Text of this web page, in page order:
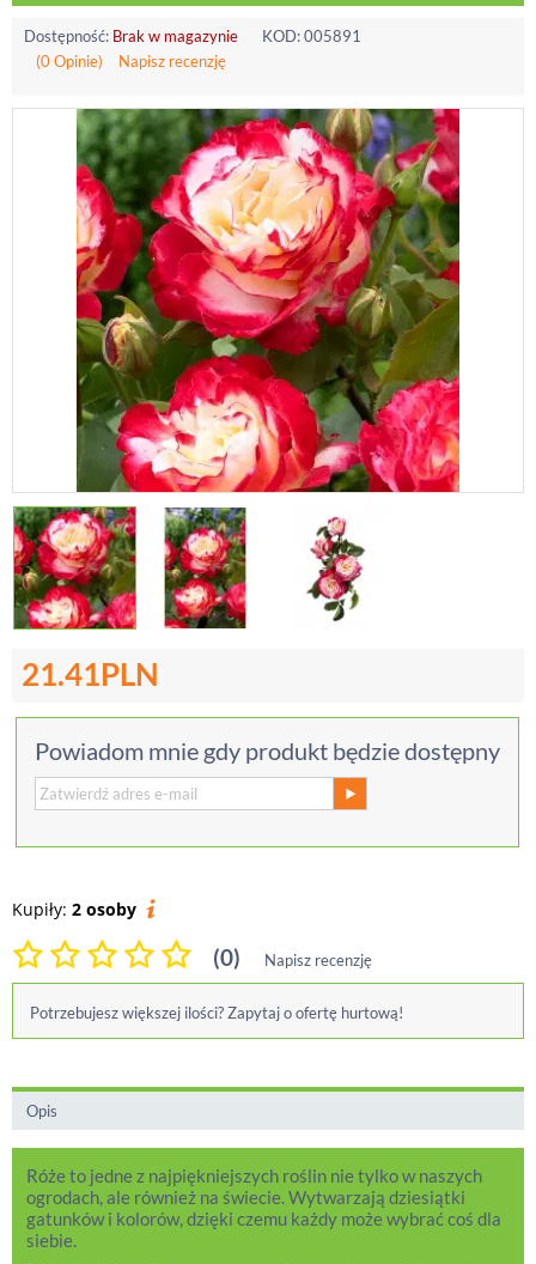
Dostępność: Brak w magazynie KOD:005891
(0 Opinie)
Napisz recenzję
21.41PLN
Powiadom mnie gdy produkt będzie dostępny
Kupiły: 2 osoby
(0) Napisz recenzję
Potrzebujesz większej ilości? Zapytaj o ofertę hurtową!
Opis
Róże to jedne z najpiękniejszych roślin nie tylko w naszych
ogrodach, ale również na świecie. Wytwarzają dziesiątki
gatunków i kolorów, dzięki czemu każdy może wybrać coś dla
siebie.